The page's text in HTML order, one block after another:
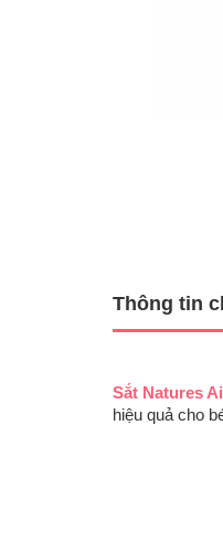
Thông tin
Sắt Natures
hiệu quả cho